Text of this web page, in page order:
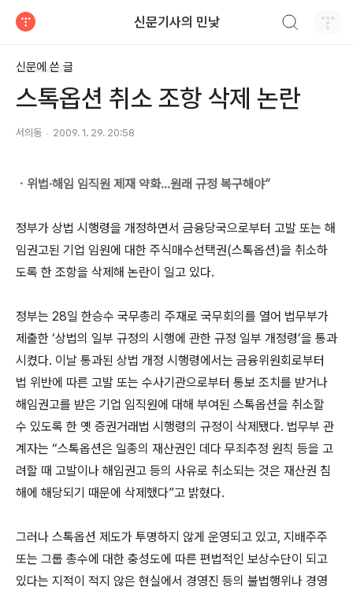
신문기사의 민낯
신문에 쓴 글
스톡옵션 취소 조항 삭제 논란
서의동 2009. 1. 29. 20:58
ㆍ위법·해임 임직원 제재 약화…원래 규정 복구해야”
정부가 상법 시행령을 개정하면서 금융당국으로부터 고발 또는 해
임권고된 기업 임원에 대한 주식매수선택권(스톡옵션)을 취소하
도록 한 조항을 삭제해 논란이 일고 있다.
정부는 28일 한승수 국무총리 주재로 국무회의를 열어 법무부가
제출한 ‘상법의 일부 규정의 시행에 관한 규정 일부 개정령’을 통과
시켰다. 이날 통과된 상법 개정 시행령에서는 금융위원회로부터
법 위반에 따른 고발 또는 수사기관으로부터 통보 조치를 받거나
해임권고를 받은 기업 임직원에 대해 부여된 스톡옵션을 취소할
수 있도록 한 옛 증권거래법 시행령의 규정이 삭제됐다. 법무부 관
계자는 “스톡옵션은 일종의 재산권인 데다 무죄추정 원칙 등을 고
려할 때 고발이나 해임권고 등의 사유로 취소되는 것은 재산권 침
해에 해당되기 때문에 삭제했다”고 밝혔다.
그러나 스톡옵션 제도가 투명하지 않게 운영되고 있고, 지배주주
또는 그룹 총수에 대한 충성도에 따른 편법적인 보상수단이 되고
있다는 지적이 적지 않은 현실에서 경영진 등의 불법행위나 경영